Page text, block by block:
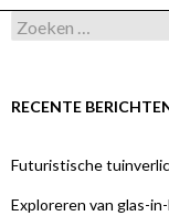
Zoeken
naar:
RECENTE
Futuristische
Exploreren van glas-